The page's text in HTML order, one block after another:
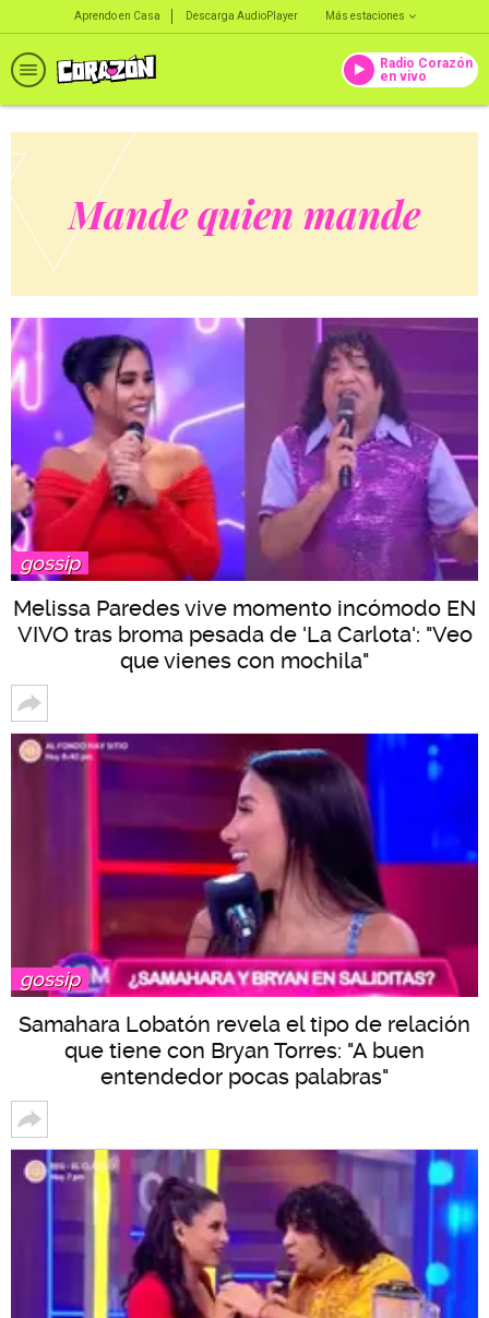
Aprendo en Casa Descarga AudioPlayer Más estaciones
Radio Corazón
en vivo
Mande quien mande
gossip
Melissa Paredes vive momento incómodo EN
VIVO tras broma pesada de 'La Carlota': "Veo
que vienes con mochila"
gossip
Samahara Lobatón revela el tipo de relación
que tiene con Bryan Torres: "A buen
entendedor pocas palabras"